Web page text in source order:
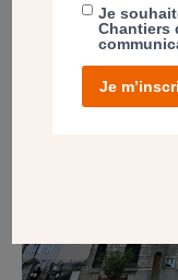
Je
Chantiers
Je